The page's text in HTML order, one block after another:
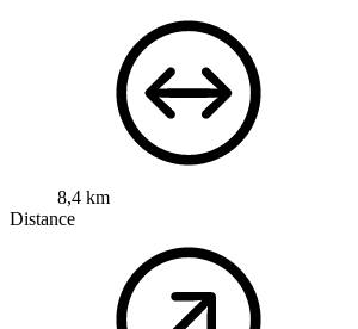
8,4 km
Distance